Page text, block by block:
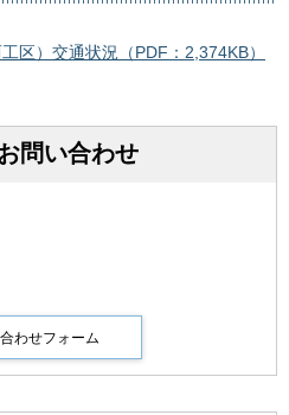
区）交通状況（PDF：2,374KB）
問い合わせ